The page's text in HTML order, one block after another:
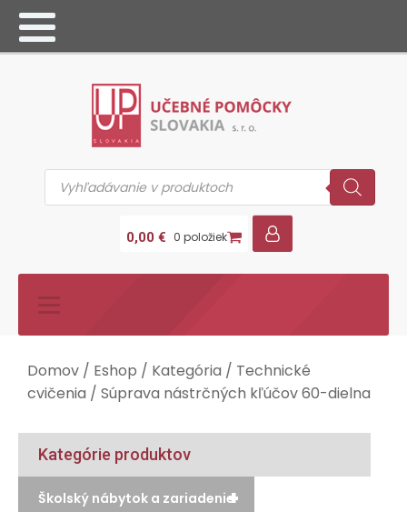
Products
search
0,00 € 0 položiek
Domov / Eshop / Kategória / Technické
cvičenia / Súprava nástrčných kľúčov 60-dielna
Kategórie produktov
+
Školský nábytok a zariadenie